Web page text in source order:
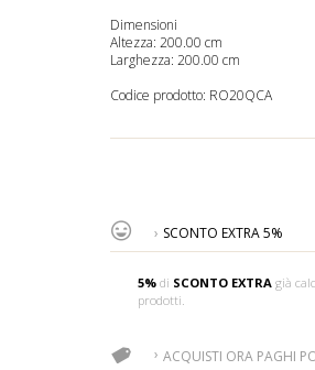
Dimensioni
Altezza: 200.00 cm
Larghezza: 200.00 cm
Codice prodotto: RO20QCA
SCONTO EXTRA 5%
5%di SCONTO EXTRAgià
prodotti.
ACQUISTI ORA PAGHI